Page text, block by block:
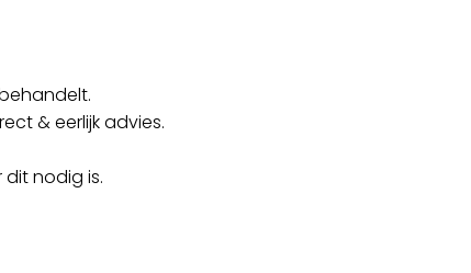
& eerlijk advies.
nodig is.